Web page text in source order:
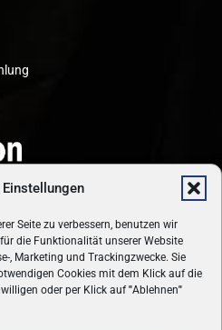
Seite zu verbessern, benutzen wir
die Funktionalität unserer Website
, Marketing und Trackingzwecke. Sie
Cookies mit dem Klick auf die
oder per Klick auf"Ablehnen"